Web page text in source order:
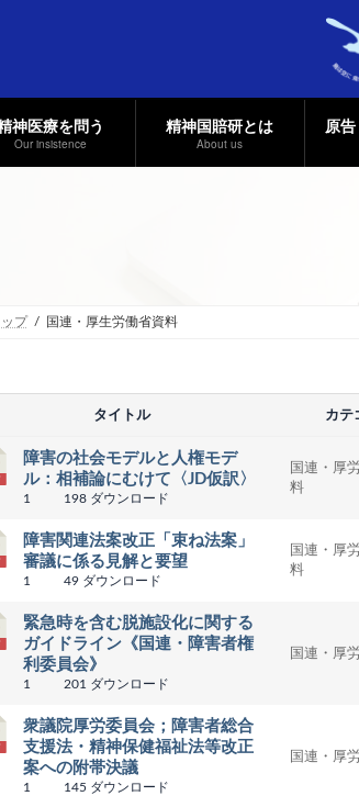
神医療を問う
Our insistence
精神国賠研とは
About us
原
ップ 国連・厚生労働省資料
タイトル カテ
障害の社会モデルと人権モデ
ル：相補論にむけて〈JD仮訳〉
1 198 ダウンロード
国連・厚
料
障害関連法案改正「束ね法案」
審議に係る見解と要望
1 49 ダウンロード
国連・厚
料
緊急時を含む脱施設化に関する
ガイドライン《国連・障害者権
利委員会》
1 201 ダウンロード
国連・厚
衆議院厚労委員会；障害者総合
支援法・精神保健福祉法等改正
案への附帯決議
1 145 ダウンロード
国連・厚